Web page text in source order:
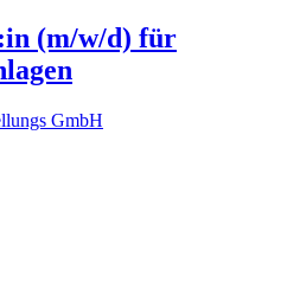
(m/w/d) für
GmbH